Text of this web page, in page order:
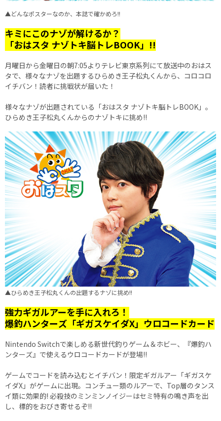
▲どんなポスターなのか、本誌で確かめろ!!
キミにこのナゾが解けるか？
「おはスタ ナゾトキ脳トレBOOK」!!
月曜日から金曜日の朝7:05よりテレビ東京系列にて放送中のおはス
タで、様々なナゾを出題するひらめき王子松丸くんから、コロコロ
イチバン！読者に挑戦状が届いた！
様々なナゾが出題されている「おはスタ ナゾトキ脳トレBOOK」。
ひらめき王子松丸くんからのナゾトキに挑め!!
▲ひらめき王子松丸くんの出題するナゾに挑め!!
強力ギガルアーを手に入れろ！
爆釣ハンターズ「ギガスケイダX」ウロコードカード
Nintendo Switchで楽しめる新世代釣りゲーム＆ホビー、『爆釣ハ
ンターズ』で使えるウロコードカードが登場!!
ゲームでコードを読み込むとイチバン！限定ギガルアー「ギガスケ
イダX」がゲームに出現。コンチュー類のルアーで、Top層のタンス
イ類に効果的! 必殺技のミンミンノイジーはセミ特有の鳴き声を出
し、標的をおびき寄せるぞ!!